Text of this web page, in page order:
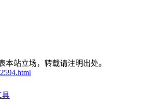
本站立场，转载请注明出处。
具